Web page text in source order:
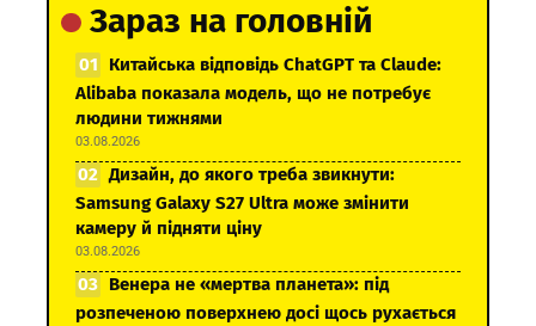
Зараз на головній
Китайська відповідь ChatGPT та Claude:
Alibaba показала модель, що не потребує
людини тижнями
03.08.2026
Дизайн, до якого треба звикнути:
Samsung Galaxy S27 Ultra може змінити
камеру й підняти ціну
03.08.2026
Венера не «мертва планета»: під
розпеченою поверхнею досі щось рухається